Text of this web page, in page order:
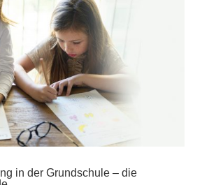
in der Grundschule – die